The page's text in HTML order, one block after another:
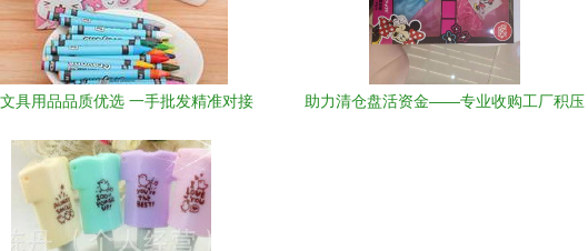
具用品品质优选 一手批发精准对接
助力清仓盘活资金——专业收购工厂积压